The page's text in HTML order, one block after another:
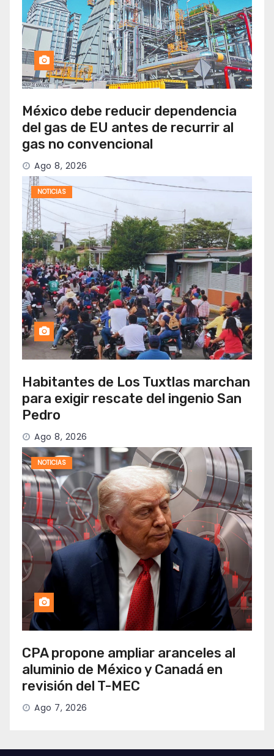
México debe reducir dependencia
del gas de EU antes de recurrir al
gas no convencional
Ago 8, 2026
NOTICIAS
Habitantes de Los Tuxtlas marchan
para exigir rescate del ingenio San
Pedro
Ago 8, 2026
NOTICIAS
CPA propone ampliar aranceles al
aluminio de México y Canadá en
revisión del T-MEC
Ago 7, 2026